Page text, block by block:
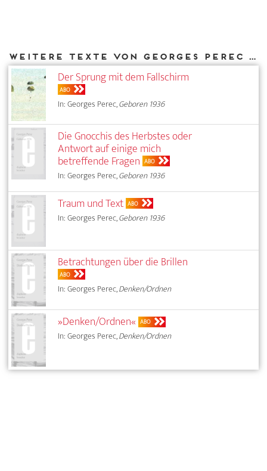
Weitere Texte von Georges Perec bei DIAPHANES
Der Sprung mit dem Fallschirm
ABO
In: Georges Perec,Geboren 1936
Die Gnocchis des Herbstes oder
Antwort auf einige mich
betreffende Fragen ABO
In: Georges Perec,Geboren 1936
Traum und Text ABO
In: Georges Perec,Geboren 1936
Betrachtungen über die Brillen
ABO
In: Georges Perec,Denken/Ordnen
»Denken/Ordnen« ABO
In: Georges Perec,Denken/Ordnen